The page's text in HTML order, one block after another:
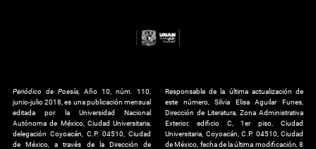
Periódico de Poesía , Año 10, núm. 110,
junio-julio 2018, es una publicación mensual
editada por la Universidad Nacional
Autónoma de México, Ciudad Universitaria,
delegación Coyoacán, C.P. 04510, Ciudad
de México, a través de la Dirección de
Responsable de la última actualización de
este número, Silvia Elisa Aguilar Funes,
Dirección de Literatura, Zona Administrativa
Exterior, edificio C, 1er piso, Ciudad
Universitaria, Coyoacán, C.P. 04510, Ciudad
de México, fecha de la última modificación, 8